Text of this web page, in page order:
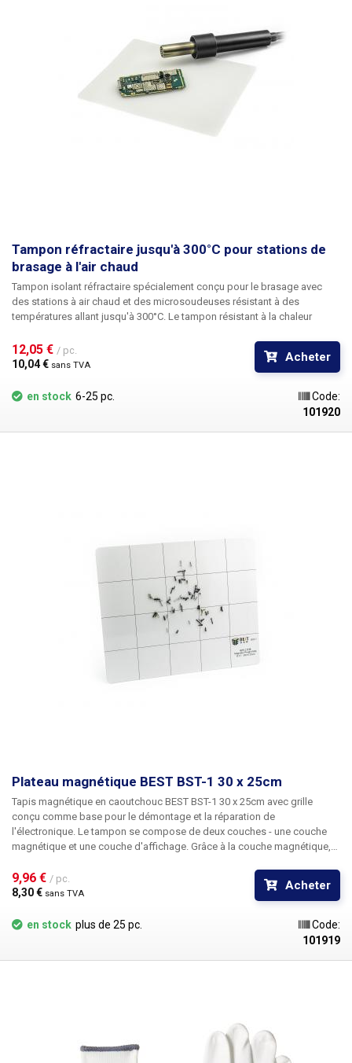
Tampon réfractaire jusqu'à 300°C pour stations de
brasage à l'air chaud
Tampon isolant réfractaire spécialement conçu pour le brasage avec
des stations à air chaud et des microsoudeuses résistant à des
températures allant jusqu'à 300°C. Le tampon résistant à la chaleur
Les stations et pistolets à air chaud peuvent produire une chaleur
directionnelle allant jusqu'à 300°C, ce qui peut carboniser n'importe
quelle surface. Ce coussin isolant offre une surface de 230 x 180 mm, ce
qui est suffisant pour la plupart des applications. L'épaisseur du
coussin isolant est de seulement 3,3 mm.
12,05 € / pc.
10,04 € sans TVA
Acheter
en stock 6-25 pc.
Code:
101920
Plateau magnétique BEST BST-1 30 x 25cm
Tapis magnétique en caoutchouc BEST BST-1 30 x 25cm avec grille
conçu comme base pour le démontage et la réparation de
l'électronique. Le tampon se compose de deux couches - une couche
magnétique et une couche d'affichage. Grâce à la couche magnétique,
de vis perdues sur le sol. Les différents secteurs peuvent être utilisés
pour stocker différents types de vis afin de faciliter la mémorisation de
écrire sur le bloc avec un marqueur, puis l'effacer tout simplement.
9,96 € / pc.
8,30 € sans TVA
Acheter
en stock plus de 25 pc.
Code:
101919